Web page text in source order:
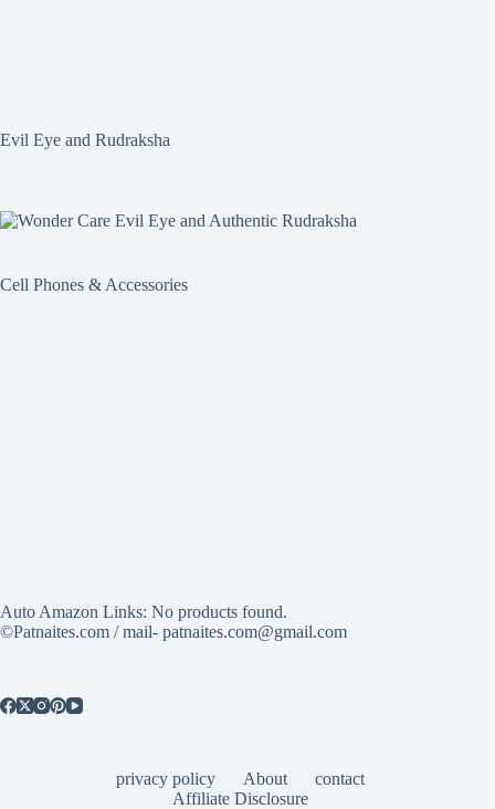
Evil Eye and Rudraksha
Cell Phones & Accessories
Auto Amazon Links: No products found.
©Patnaites.com / mail- patnaites.com@gmail.com
privacy policy About
contact
Affiliate Disclosure